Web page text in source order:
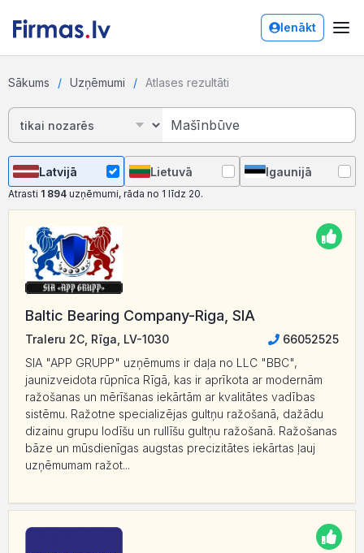
Ienākt
Sākums Uzņēmumi Atlases rezultāti
Latvijā Lietuvā Igaunijā
Atrasti 1 894 uzņēmumi, rāda no 1 līdz 20.
Baltic Bearing Company-Riga, SIA
Traleru 2C, Rīga, LV-1030
66052525
SIA "APP GRUPP" uzņēmums ir daļa no LLC "BBC",
jaunizveidota rūpnīca Rīgā, kas ir aprīkota ar modernām
ražošanas un mērīšanas iekārtām ar kvalitātes vadības
sistēmu. Ražotne specializējas gultņu ražošanā, dažādu
dizainu grupu lodīšu un rullīšu gultņu ražošanā. Ražošanas
bāze un mūsdienīgas augstas precizitātes iekārtas ļauj
uzņēmumam ražot...